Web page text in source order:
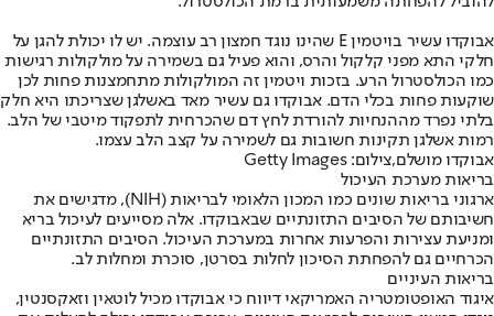
אבוקדו עשיר בויטמין E שהינו נוגד חמצון רב עוצמה. יש לו יכולת להגן על
חלקי התא מפני קלקול והרס, והוא פעיל גם בשמירה על מולקולות רגישות
כמו הכולסטרול הרע. בזכות ויטמין זה המולקולות מתחמצנות פחות לכן
שוקעות פחות בכלי הדם. אבוקדו גם עשיר מאד באשלגן שצריכתו היא חלק
בלתי נפרד מההנחיות להורדת לחץ דם שהכרחית לתפקוד מיטבי של הלב.
רמות אשלגן תקינות חשובות גם לשמירה על קצב הלב עצמו.
אבוקדו מושלם,צילום: Getty Images
בריאות מערכת העיכול
ארגוני בריאות שונים כמו המכון הלאומי לבריאות (NIH), מדגישים את
חשיבותם של הסיבים התזונתיים שבאבוקדו. אלה מסייעים לעיכול בריא
ומניעת עצירות והפרעות אחרות במערכת העיכול. הסיבים התזונתיים
הכרחיים גם להפחתת הסיכון לחלות בסרטן, סוכרת ומחלות לב.
בריאות העיניים
איגוד האופטומטריה האמריקאי דיווח כי אבוקדו מכיל לוטאין וזאקסנטין,